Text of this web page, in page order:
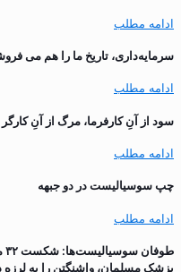
ادامه مطلب
سرمایه‌داری، تاریخ ما را هم می
ادامه مطلب
سود از آنِ کارفرما، مرگ از آنِ کارگر
ادامه مطلب
چپ سوسیالیست در دو جبهه
ادامه مطلب
پزشک مسلمان، واشنگتن را به لرزه